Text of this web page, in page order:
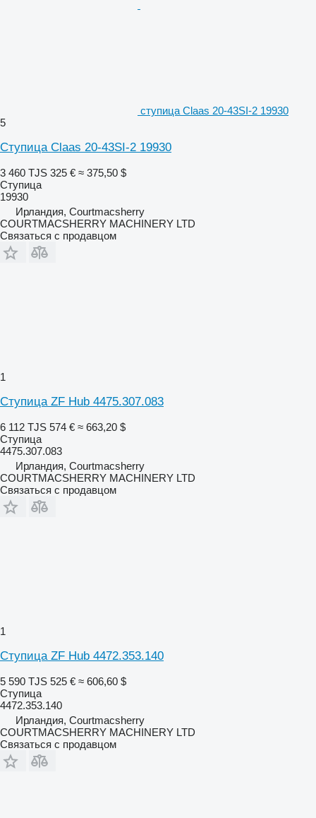
ступица Claas 20-43SI-2 19930
5
Ступица Claas 20-43SI-2 19930
3 460 TJS 325 € ≈ 375,50 $
Ступица
19930
Ирландия, Courtmacsherry
COURTMACSHERRY MACHINERY LTD
Связаться с продавцом
1
Ступица ZF Hub 4475.307.083
6 112 TJS 574 € ≈ 663,20 $
Ступица
4475.307.083
Ирландия, Courtmacsherry
COURTMACSHERRY MACHINERY LTD
Связаться с продавцом
1
Ступица ZF Hub 4472.353.140
5 590 TJS 525 € ≈ 606,60 $
Ступица
4472.353.140
Ирландия, Courtmacsherry
COURTMACSHERRY MACHINERY LTD
Связаться с продавцом